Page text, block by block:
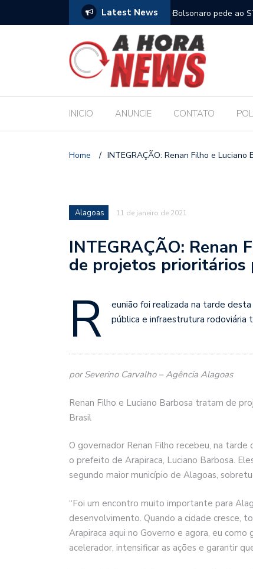
Latest News
com a Educação durante posse Bolsonaro pede ao
INICIO ANUNCIE CONTATO
Home / INTEGRAÇÃO: Renan Filho e
Alagoas 11 de janeiro de 2021
INTEGRAÇÃO: Renan
de projetos prioritários
R
eunião foi realizada na tarde
pública e infraestrutura rodoviária
por Severino Carvalho – Agência Alagoas
Renan Filho e Luciano Barbosa tratam de
Brasil
O governador Renan Filho recebeu, na
o prefeito de Arapiraca, Luciano Barbosa.
segundo maior município de Alagoas,
“Foi um encontro muito importante para
desenvolvimento. Quando a cidade cresce,
Arapiraca aqui no Governo e agora, eu
acelerador, intensificar as ações e garantir